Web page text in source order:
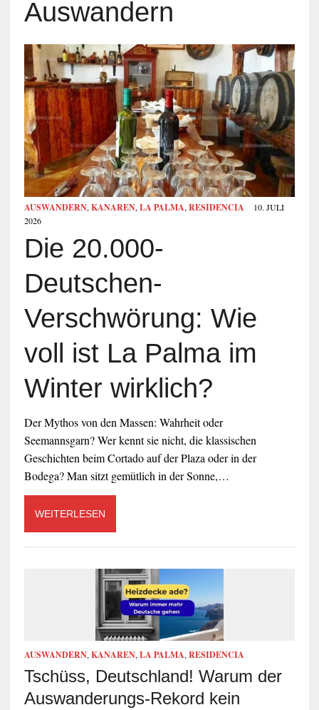
Auswandern
AUSWANDERN,KANAREN,LA PALMA,RESIDENCIA
10. JULI
2026
Die 20.000-
Deutschen-
Verschwörung: Wie
voll ist La Palma im
Winter wirklich?
Der Mythos von den Massen: Wahrheit oder
Seemannsgarn? Wer kennt sie nicht, die klassischen
Geschichten beim Cortado auf der Plaza oder in der
Bodega? Man sitzt gemütlich in der Sonne,…
WEITERLESEN
AUSWANDERN,KANAREN,LA PALMA,RESIDENCIA
Tschüss, Deutschland! Warum der
Auswanderungs-Rekord kein